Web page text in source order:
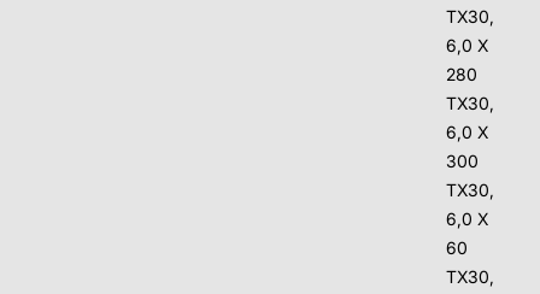
TX30,
6,0 X
280
TX30,
6,0 X
300
TX30,
6,0 X
60
TX30,